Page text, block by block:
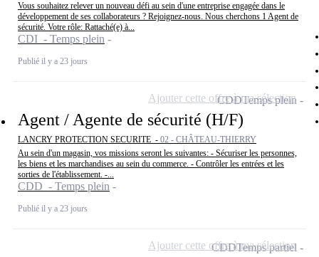
Vous souhaitez relever un nouveau défi au sein d'une entreprise engagée dans le
développement de ses collaborateurs ? Rejoignez-nous. Nous cherchons 1 Agent de
sécurité. Votre rôle: Rattaché(e) à...
CDI - Temps plein
Publié il y a 23 jours
Agent / Agente de sécurité (H/F)
LANCRY PROTECTION SECURITE - 02 - CHÂTEAU-THIERRY
Au sein d'un magasin, vos missions seront les suivantes: - Sécuriser les personnes,
les biens et les marchandises au sein du commerce. - Contrôler les entrées et les
sorties de l'établissement. -...
CDD - Temps plein
Publié il y a 23 jours
CDDTemps plein
Ajouter cette offre à ma sélection
CDDTemps partiel
Ajouter cette offre à ma sélection